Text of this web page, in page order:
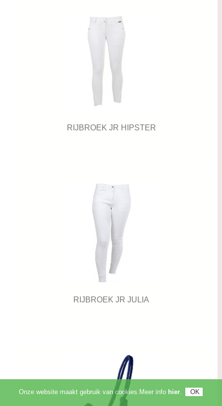
RIJBROEK JR HIPSTER
RIJBROEK JR JULIA
Onze website maakt gebruik van cookies.Meer info hier.